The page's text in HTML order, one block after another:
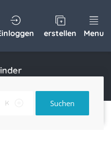
erstellen Menu
Suchen